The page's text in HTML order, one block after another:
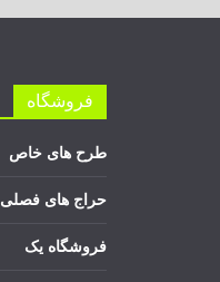
فروشگاه
طرح های خاص
حراج های فصلی
فروشگاه یک